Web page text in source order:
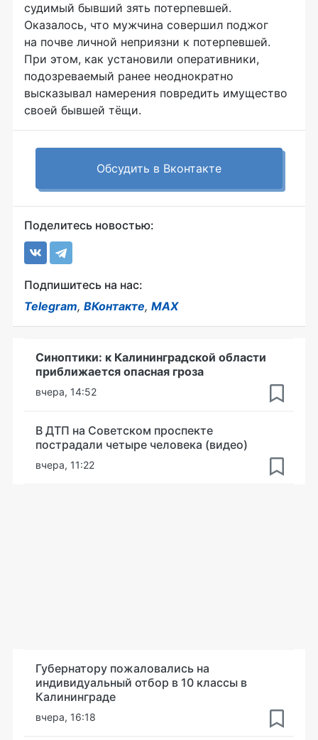
судимый бывший зять потерпевшей.
Оказалось, что мужчина совершил поджог
на почве личной неприязни к потерпевшей.
При этом, как установили оперативники,
подозреваемый ранее неоднократно
высказывал намерения повредить имущество
своей бывшей тёщи.
Обсудить в Вконтакте
Поделитесь новостью:
Подпишитесь на нас:
Telegram, ВКонтакте, MAX
Синоптики: к Калининградской области
приближается опасная гроза
вчера, 14:52
В ДТП на Советском проспекте
пострадали четыре человека (видео)
вчера, 11:22
Губернатору пожаловались на
индивидуальный отбор в 10 классы в
Калининграде
вчера, 16:18